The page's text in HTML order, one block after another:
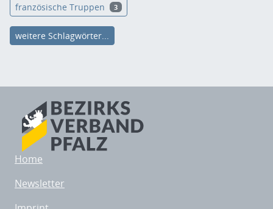
französische Truppen 3
weitere Schlagwörter...
Home
Newsletter